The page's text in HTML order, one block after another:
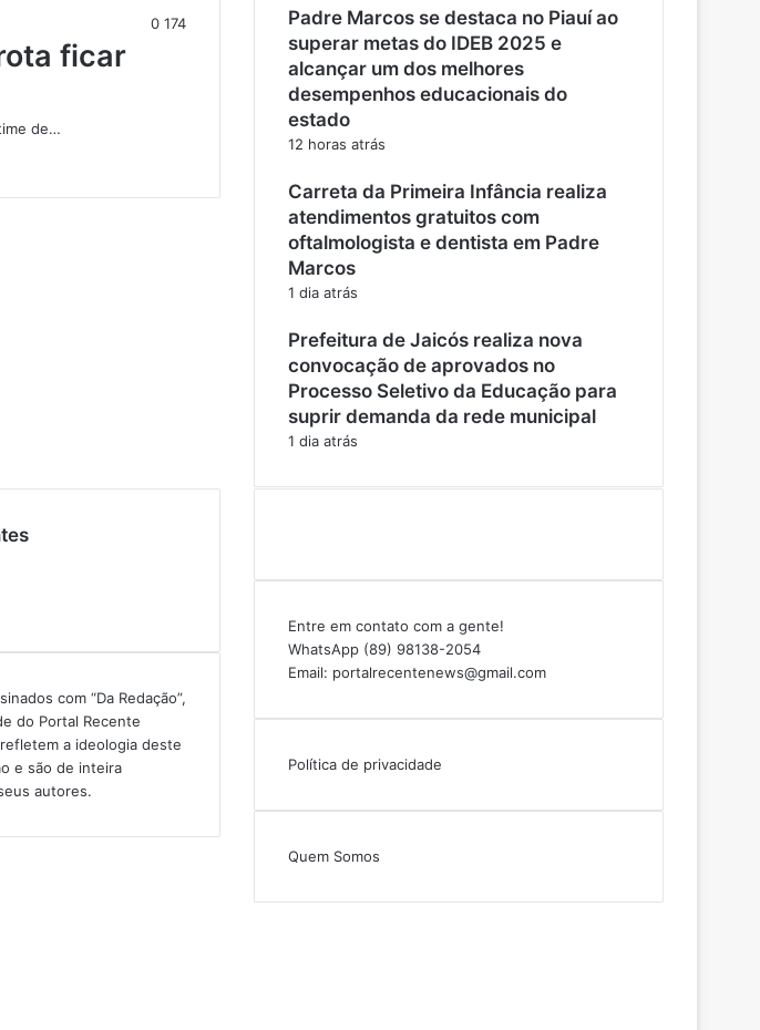
0 174
ficar
de…
Padre Marcos se destaca no Piauí ao
superar metas do IDEB 2025 e
alcançar um dos melhores
desempenhos educacionais do
estado
12 horas atrás
Carreta da Primeira Infância realiza
atendimentos gratuitos com
oftalmologista e dentista em Padre
Marcos
1 dia atrás
Prefeitura de Jaicós realiza nova
convocação de aprovados no
Processo Seletivo da Educação para
suprir demanda da rede municipal
1 dia atrás
com “Da Redação”,
do Portal Recente
a ideologia deste
e são de inteira
autores.
Entre em contato com a gente!
WhatsApp (89) 98138-2054
Email: portalrecentenews@gmail.com
Política de privacidade
Quem Somos